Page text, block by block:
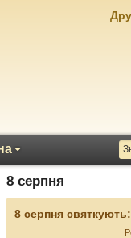
8 серпня
8 серпня святкують: